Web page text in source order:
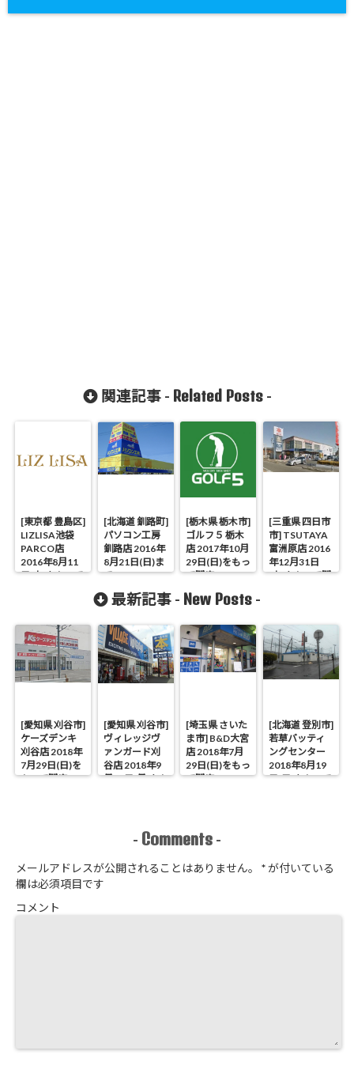
関連記事 - Related Posts-
[東京都 豊島区]
LIZLISA池袋
PARCO店
2016年8月11
日(木)をもって
[北海道 釧路町]
パソコン工房
釧路店 2016年
8月21日(日)ま
で
[栃木県 栃木市]
ゴルフ５ 栃木
店 2017年10月
29日(日)をもっ
て閉店
[三重県 四日市
市] TSUTAYA
富洲原店 2016
年12月31日
(土)をもって閉
最新記事 - New Posts -
[愛知県 刈谷市]
ケーズデンキ
刈谷店 2018年
7月29日(日)を
もって閉店
[愛知県 刈谷市]
ヴィレッジヴ
ァンガード刈
谷店 2018年9
月17日(月)をも
[埼玉県 さいた
ま市] B&D大宮
店 2018年7月
29日(日)をもっ
て閉店
[北海道 登別市]
若草バッティ
ングセンター
2018年8月19
日(日)をもって
- Comments -
メールアドレスが公開されることはありません。 *が付いている
欄は必須項目です
コメント